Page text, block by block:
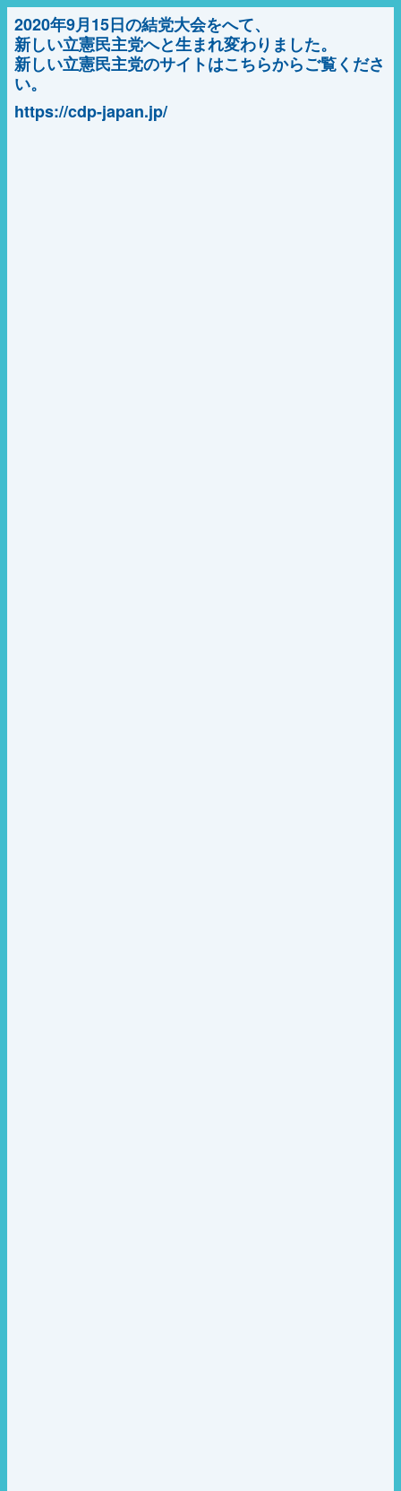
2020年9月15日の結党大会をへて、
新しい立憲民主党へと生まれ変わりました。
新しい立憲民主党のサイトはこちらからご覧くださ
い。
https://cdp-japan.jp/